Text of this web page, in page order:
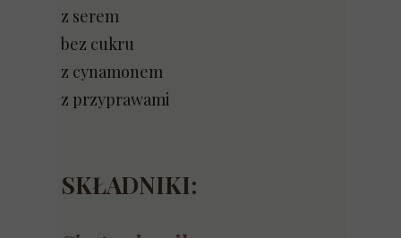
z serem
bez cukru
z cynamonem
z przyprawami
SKŁADNIKI: